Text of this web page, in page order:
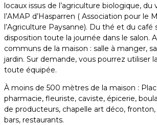
locaux issus de l’agriculture biologique, du
l’AMAP d’Hasparren ( Association pour le
l’Agriculture Paysanne). Du thé et du café
disposition toute la journée dans le salon.
communs de la maison : salle à manger,
jardin. Sur demande, vous pourrez utiliser
toute équipée.
À moins de 500 mètres de la maison :
pharmacie, fleuriste, caviste, épicerie,
de producteurs, chapelle art déco,
bars, restaurants.